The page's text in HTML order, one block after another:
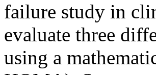
failure study in
evaluate three
using a